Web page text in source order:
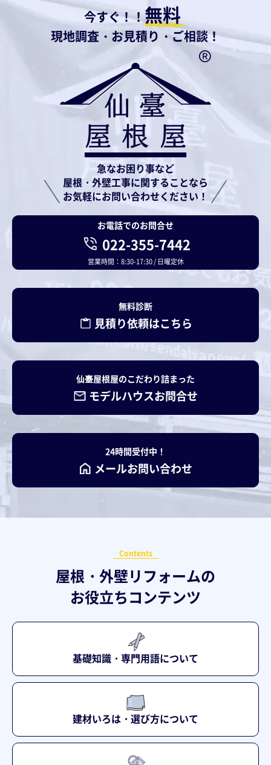
今すぐ！！無料
現地調査・お見積り・ご相談！
急なお困り事など
屋根・外壁工事に関することなら
お気軽にお問い合わせください！
お電話でのお問合せ
022-355-7442
営業時間：8:30-17:30 / 日曜定休
無料診断
見積り依頼はこちら
仙臺屋根屋のこだわり詰まった
モデルハウスお問合せ
24時間受付中！
メールお問い合わせ
Contents
屋根・外壁リフォームの
お役立ちコンテンツ
基礎知識・専門用語について
建材いろは・選び方について